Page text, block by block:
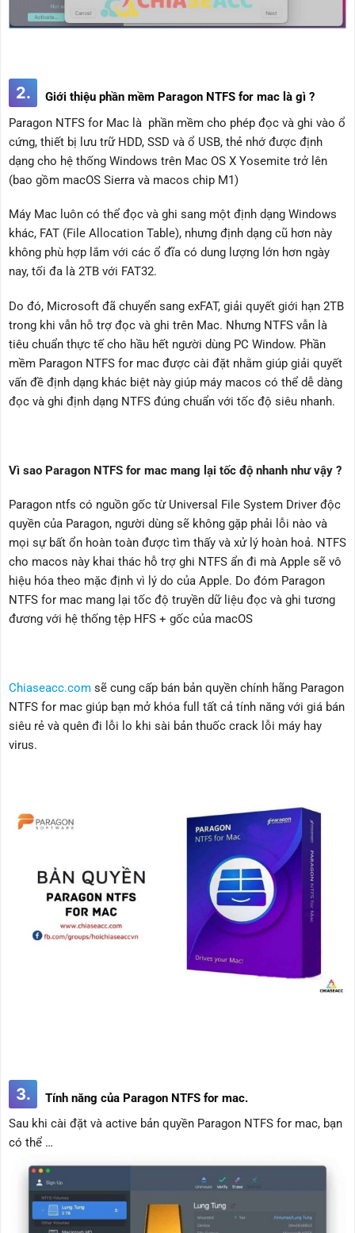
2.
Giới thiệu phần mềm Paragon NTFS for mac là gì ?
Paragon NTFS for Mac là phần mềm cho phép đọc và ghi vào ổ
cứng, thiết bị lưu trữ HDD, SSD và ổ USB, thẻ nhớ được định
dạng cho hệ thống Windows trên Mac OS X Yosemite trở lên
(bao gồm macOS Sierra và macos chip M1)
Máy Mac luôn có thể đọc và ghi sang một định dạng Windows
khác, FAT (File Allocation Table), nhưng định dạng cũ hơn này
không phù hợp lắm với các ổ đĩa có dung lượng lớn hơn ngày
nay, tối đa là 2TB với FAT32.
Do đó, Microsoft đã chuyển sang exFAT, giải quyết giới hạn 2TB
trong khi vẫn hỗ trợ đọc và ghi trên Mac. Nhưng NTFS vẫn là
tiêu chuẩn thực tế cho hầu hết người dùng PC Window. Phần
mềm Paragon NTFS for mac được cài đặt nhằm giúp giải quyết
vấn đề định dạng khác biệt này giúp máy macos có thể dễ dàng
đọc và ghi định dạng NTFS đúng chuẩn với tốc độ siêu nhanh.
Vì sao Paragon NTFS for mac mang lại tốc độ nhanh như vậy ?
Paragon ntfs có nguồn gốc từ Universal File System Driver độc
quyền của Paragon, người dùng sẽ không gặp phải lỗi nào và
mọi sự bất ổn hoàn toàn được tìm thấy và xử lý hoàn hoả. NTFS
cho macos này khai thác hỗ trợ ghi NTFS ẩn đi mà Apple sẽ vô
hiệu hóa theo mặc định vì lý do của Apple. Do đóm Paragon
NTFS for mac mang lại tốc độ truyền dữ liệu đọc và ghi tương
đương với hệ thống tệp HFS + gốc của macOS
Chiaseacc.com sẽ cung cấp bán bản quyền chính hãng Paragon
NTFS for mac giúp bạn mở khóa full tất cả tính năng với giá bán
siêu rẻ và quên đi lỗi lo khi sài bản thuốc crack lỗi máy hay
virus.
3.
Tính năng của Paragon NTFS for mac.
Sau khi cài đặt và active bản quyền Paragon NTFS for mac, bạn
có thể …